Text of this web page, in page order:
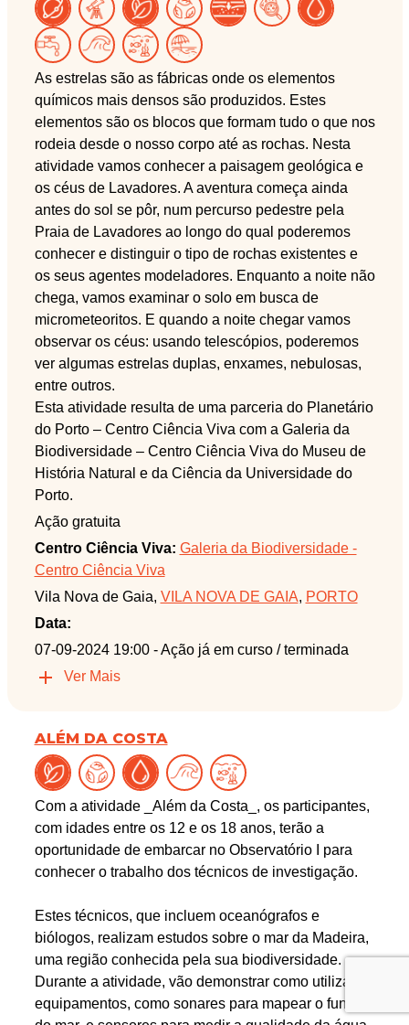
As estrelas são as fábricas onde os elementos
químicos mais densos são produzidos. Estes
elementos são os blocos que formam tudo o que nos
rodeia desde o nosso corpo até as rochas. Nesta
atividade vamos conhecer a paisagem geológica e
os céus de Lavadores. A aventura começa ainda
antes do sol se pôr, num percurso pedestre pela
Praia de Lavadores ao longo do qual poderemos
conhecer e distinguir o tipo de rochas existentes e
os seus agentes modeladores. Enquanto a noite não
chega, vamos examinar o solo em busca de
micrometeoritos. E quando a noite chegar vamos
observar os céus: usando telescópios, poderemos
ver algumas estrelas duplas, enxames, nebulosas,
entre outros.
Esta atividade resulta de uma parceria do Planetário
do Porto – Centro Ciência Viva com a Galeria da
Biodiversidade – Centro Ciência Viva do Museu de
História Natural e da Ciência da Universidade do
Porto.
Ação gratuita
Centro Ciência Viva: Galeria da Biodiversidade -
Centro Ciência Viva
Vila Nova de Gaia, VILA NOVA DE GAIA, PORTO
Data:
07-09-2024 19:00 - Ação já em curso / terminada
Ver Mais
ALÉM DA COSTA
Com a atividade _Além da Costa_, os participantes,
com idades entre os 12 e os 18 anos, terão a
oportunidade de embarcar no Observatório I para
conhecer o trabalho dos técnicos de investigação.
Estes técnicos, que incluem oceanógrafos e
biólogos, realizam estudos sobre o mar da Madeira,
uma região conhecida pela sua biodiversidade.
Durante a atividade, vão demonstrar como utilizam
equipamentos, como sonares para mapear o fundo